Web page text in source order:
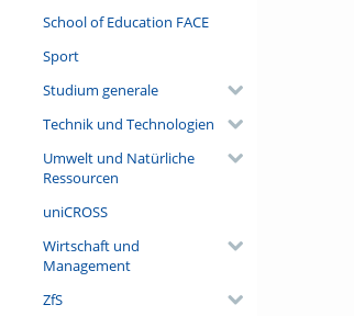
School of Education FACE
Sport
Studium generale
Technik und Technologien
Umwelt und Natürliche
Ressourcen
uniCROSS
Wirtschaft und
Management
ZfS